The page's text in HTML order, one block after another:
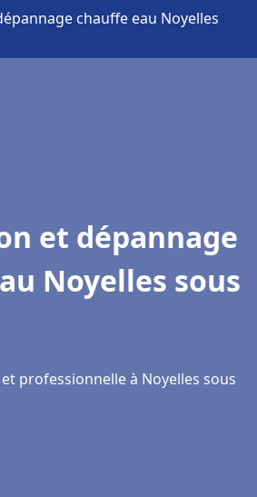
chauffe eau Noyelles
et dépannage
Noyelles sous
professionnelle à Noyelles sous